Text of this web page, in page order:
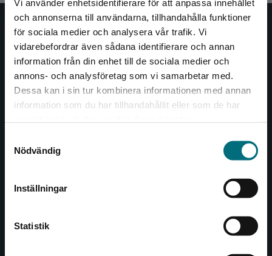
Vi använder enhetsidentifierare för att anpassa innehållet
och annonserna till användarna, tillhandahålla funktioner
för sociala medier och analysera vår trafik. Vi
vidarebefordrar även sådana identifierare och annan
information från din enhet till de sociala medier och
annons- och analysföretag som vi samarbetar med.
Dessa kan i sin tur kombinera informationen med annan
information som du har tillhandahållit eller som de har
Nödvändig
Inställningar
Statistik
Begränsad fraktregion
Det verkar som att du besöker
nyponochviljaforlag.se via en enhet utanför
Sverige. För att kunna slutföra ett köp måste
Nypon och Vilja
Nypon och Vilja förlag ger ut böcker som väcker läslust
och öppnar dörren till nya världar och möjligheter för
såväl barn som vuxna.
Nypon och Vilja förlag är en del av Studentlitteratur.
046-31 20 00
221 00 Lund